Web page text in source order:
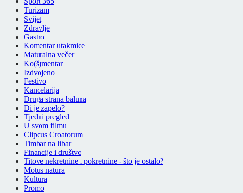
Turizam
Svijet
Zdravlje
Gastro
Komentar utakmice
Maturalna večer
Ko(š)mentar
Izdvojeno
Festivo
Kancelarija
Druga strana baluna
Di je zapelo?
Tjedni pregled
U svom filmu
Clipeus Croatorum
Timbar na libar
Financije i društvo
Titove nekretnine i pokretnine - što je ostalo?
Motus natura
Kultura
Promo